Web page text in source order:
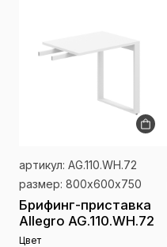
артикул: AG.110.WH.72
размер: 800х600х750
Брифинг-приставка
Allegro AG.110.WH.72
Цвет